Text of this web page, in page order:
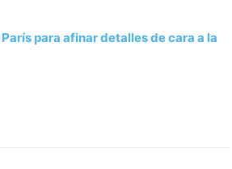
para afinar detalles de cara a la